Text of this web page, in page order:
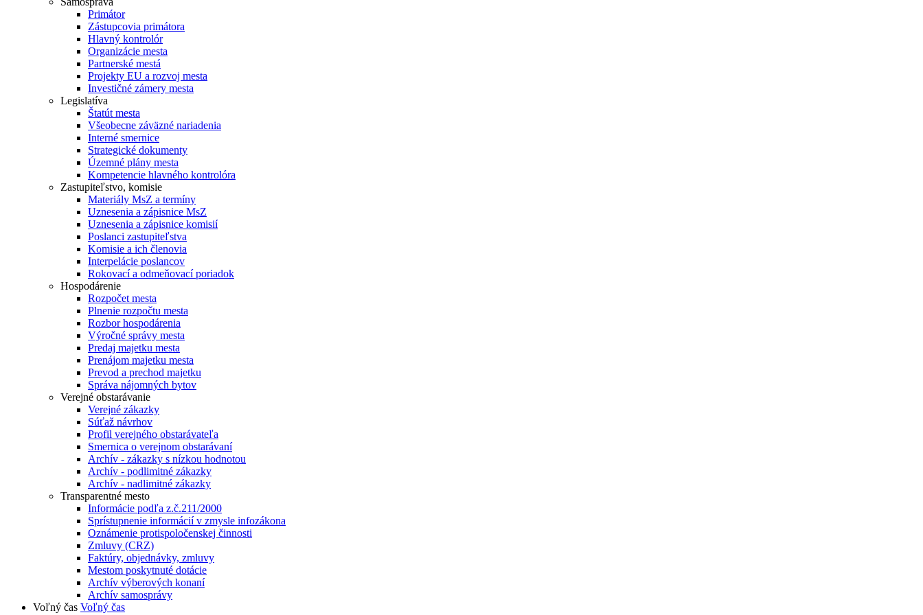
Primátor
Zástupcovia primátora
Hlavný kontrolór
Organizácie mesta
Partnerské mestá
Projekty EU a rozvoj mesta
Investičné zámery mesta
Legislatíva
Štatút mesta
Všeobecne záväzné nariadenia
Interné smernice
Strategické dokumenty
Územné plány mesta
Kompetencie hlavného kontrolóra
Zastupiteľstvo, komisie
Materiály MsZ a termíny
Uznesenia a zápisnice MsZ
Uznesenia a zápisnice komisií
Poslanci zastupiteľstva
Komisie a ich členovia
Interpelácie poslancov
Rokovací a odmeňovací poriadok
Hospodárenie
Rozpočet mesta
Plnenie rozpočtu mesta
Rozbor hospodárenia
Výročné správy mesta
Predaj majetku mesta
Prenájom majetku mesta
Prevod a prechod majetku
Správa nájomných bytov
Verejné obstarávanie
Verejné zákazky
Súťaž návrhov
Profil verejného obstarávateľa
Smernica o verejnom obstarávaní
Archív - zákazky s nízkou hodnotou
Archív - podlimitné zákazky
Archív - nadlimitné zákazky
Transparentné mesto
Informácie podľa z.č.211/2000
Sprístupnenie informácií v zmysle infozákona
Oznámenie protispoločenskej činnosti
Zmluvy (CRZ)
Faktúry, objednávky, zmluvy
Mestom poskytnuté dotácie
Archív výberových konaní
Archív samosprávy
Voľný čas Voľný čas